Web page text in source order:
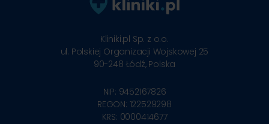
Kliniki.pl Sp. z o.o.
ul. Polskiej Organizacji Wojskowej 25
90-248 Łódź, Polska
NIP: 9452167826
REGON: 122529298
KRS: 0000414677